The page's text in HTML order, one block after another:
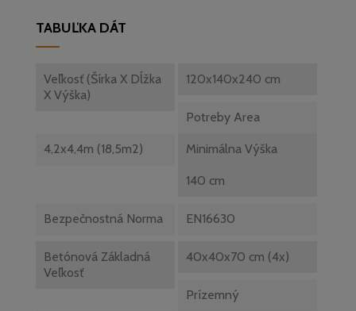
TABUĽKA DÁT
Veľkosť (Šírka X Dĺžka
X Výška)
120x140x240 cm
Potreby Area
4,2x4,4m (18,5m2) Minimálna Výška
140 cm
Bezpečnostná Norma EN16630
Betónová Základná
Veľkosť
40x40x70 cm (4x)
Prízemný